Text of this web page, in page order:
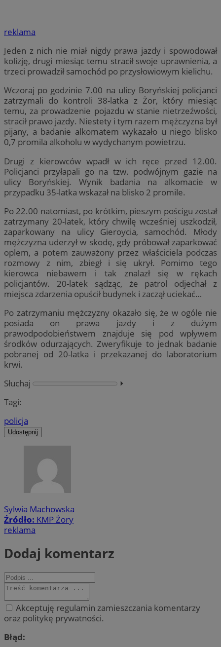
reklama
Jeden z nich nie miał nigdy prawa jazdy i spowodował
kolizję, drugi miesiąc temu stracił swoje uprawnienia, a
trzeci prowadził samochód po przysłowiowym kielichu.
Wczoraj po godzinie 7.00 na ulicy Boryńskiej policjanci
zatrzymali do kontroli 38-latka z Żor, który miesiąc
temu, za prowadzenie pojazdu w stanie nietrzeźwości,
stracił prawo jazdy. Niestety i tym razem mężczyzna był
pijany, a badanie alkomatem wykazało u niego blisko
0,7 promila alkoholu w wydychanym powietrzu.
Drugi z kierowców wpadł w ich ręce przed 12.00.
Policjanci przyłapali go na tzw. podwójnym gazie na
ulicy Boryńskiej. Wynik badania na alkomacie w
przypadku 35-latka wskazał na blisko 2 promile.
Po 22.00 natomiast, po krótkim, pieszym pościgu został
zatrzymany 20-latek, który chwilę wcześniej uszkodził,
zaparkowany na ulicy Gieroycia, samochód. Młody
mężczyzna uderzył w skodę, gdy próbował zaparkować
oplem, a potem zauważony przez właściciela podczas
rozmowy z nim, zbiegł i się ukrył. Pomimo tego
kierowca niebawem i tak znalazł się w rękach
policjantów. 20-latek sądząc, że patrol odjechał z
miejsca zdarzenia opuścił budynek i zaczął uciekać…
Po zatrzymaniu mężczyzny okazało się, że w ogóle nie
posiada on prawa jazdy i z dużym
prawodpodobieństwem znajduje się pod wpływem
środków odurzających. Zweryfikuje to jednak badanie
pobranej od 20-latka i przekazanej do laboratorium
krwi.
Słuchaj
⏵︎
Tagi:
policja
Udostępnij
Sylwia Machowska
Źródło: KMP Żory
reklama
Dodaj komentarz
Akceptuję regulamin zamieszczania komentarzy
oraz politykę prywatności.
Błąd: